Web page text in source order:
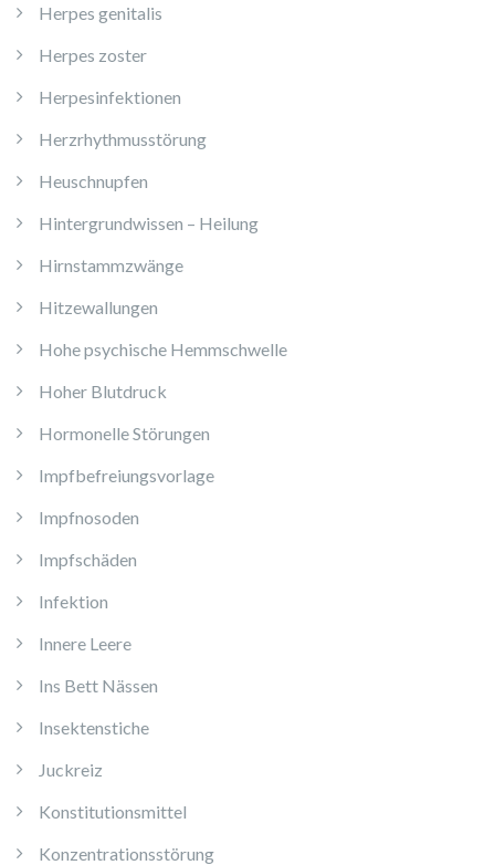
Herpes genitalis
Herpes zoster
Herpesinfektionen
Herzrhythmusstörung
Heuschnupfen
Hintergrundwissen – Heilung
Hirnstammzwänge
Hitzewallungen
Hohe psychische Hemmschwelle
Hoher Blutdruck
Hormonelle Störungen
Impfbefreiungsvorlage
Impfnosoden
Impfschäden
Infektion
Innere Leere
Ins Bett Nässen
Insektenstiche
Juckreiz
Konstitutionsmittel
Konzentrationsstörung